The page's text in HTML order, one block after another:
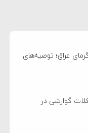
عراق؛ توصیه‌های
گوارشی در